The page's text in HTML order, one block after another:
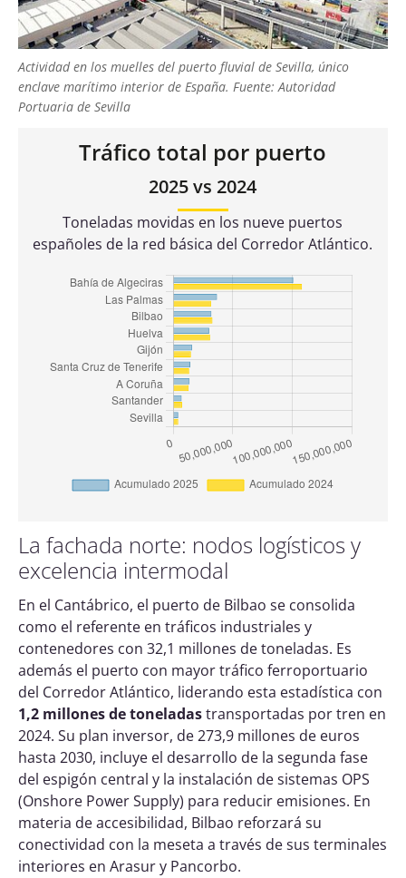
Actividad en los muelles del puerto fluvial de Sevilla, único
enclave marítimo interior de España. Fuente: Autoridad
Portuaria de Sevilla
Tráfico total por puerto
2025 vs 2024
Toneladas movidas en los nueve puertos
españoles de la red básica del Corredor Atlántico.
La fachada norte: nodos logísticos y
excelencia intermodal
En el Cantábrico, el puerto de Bilbao se consolida
como el referente en tráficos industriales y
contenedores con 32,1 millones de toneladas. Es
además el puerto con mayor tráfico ferroportuario
del Corredor Atlántico, liderando esta estadística con
1,2 millones de toneladastransportadas por tren en
2024. Su plan inversor, de 273,9 millones de euros
hasta 2030, incluye el desarrollo de la segunda fase
del espigón central y la instalación de sistemas OPS
(Onshore Power Supply) para reducir emisiones. En
materia de accesibilidad, Bilbao reforzará su
conectividad con la meseta a través de sus terminales
interiores en Arasur y Pancorbo.